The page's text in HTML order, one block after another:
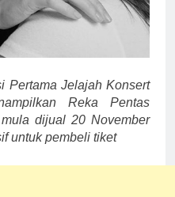
Pertama Jelajah Konsert
Reka Pentas
dijual 20 November
untuk pembeli tiket